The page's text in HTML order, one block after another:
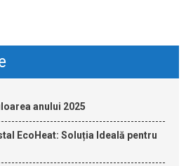
anului 2025
EcoHeat: Soluția Ideală pentru